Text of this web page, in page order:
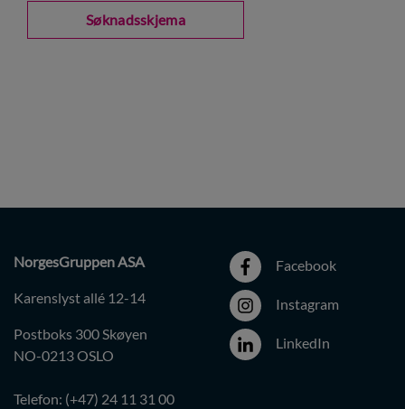
Søknadsskjema
NorgesGruppen ASA
Karenslyst allé 12-14
Postboks 300 Skøyen
NO-0213 OSLO
Telefon: (+47) 24 11 31 00
Facebook
Instagram
LinkedIn